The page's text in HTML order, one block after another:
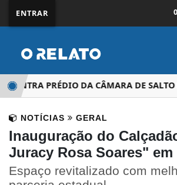
ENTRAR
PRÉDIO DA CÂMARA DE SALTO
NOTÍCIAS GERAL
Inauguração do
Juracy Rosa Soares" em
Espaço revitalizado com